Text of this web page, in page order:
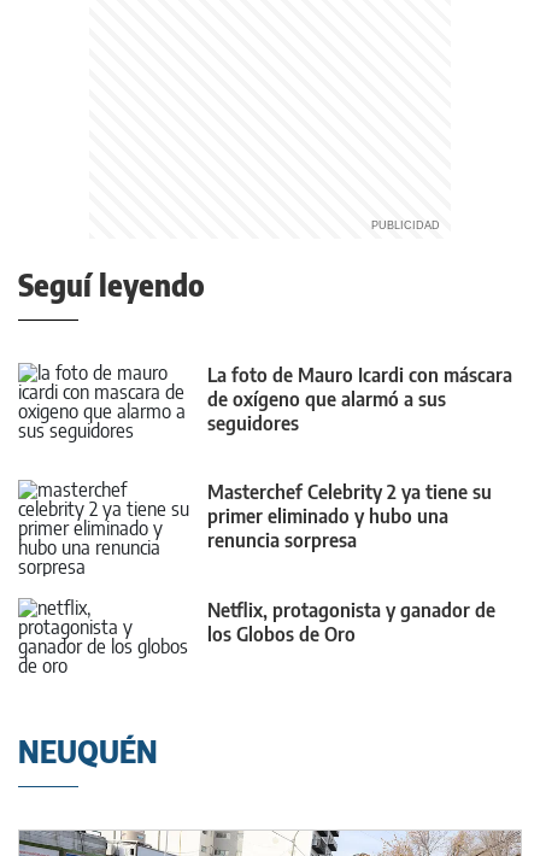
Seguí leyendo
La foto de Mauro Icardi con máscara
de oxígeno que alarmó a sus
seguidores
Masterchef Celebrity 2 ya tiene su
primer eliminado y hubo una
renuncia sorpresa
Netflix, protagonista y ganador de
los Globos de Oro
NEUQUÉN